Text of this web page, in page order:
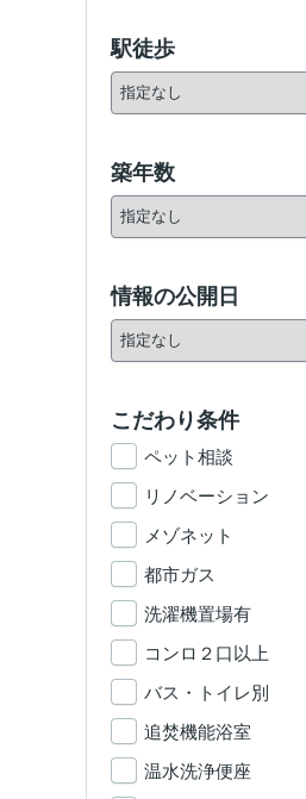
駅徒歩
築年数
情報の公開日
こだわり条件
ペット相談
リノベーション
メゾネット
都市ガス
洗濯機置場有
コンロ２口以上
バス・トイレ別
追焚機能浴室
温水洗浄便座